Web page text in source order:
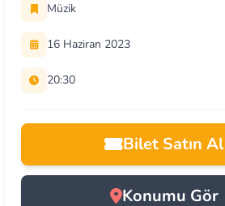
Müzik
16 Haziran 2023
20:30
Bilet Satın Al
Konumu Gör